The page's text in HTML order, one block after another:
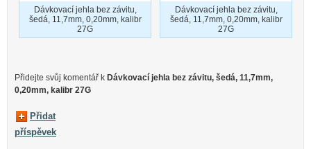
Dávkovací jehla bez závitu,
šedá, 11,7mm, 0,20mm, kalibr
27G
Dávkovací jehla bez závitu,
šedá, 11,7mm, 0,20mm, kalibr
27G
Přidejte svůj komentář k Dávkovací jehla bez závitu, šedá, 11,7mm,
0,20mm, kalibr 27G
Přidat
příspěvek